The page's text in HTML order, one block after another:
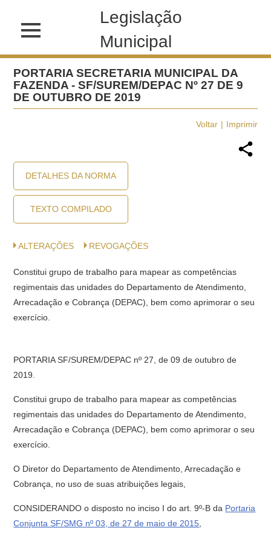
Legislação
Municipal
PORTARIA SECRETARIA MUNICIPAL DA
FAZENDA - SF/SUREM/DEPAC Nº 27 DE 9
DE OUTUBRO DE 2019
Voltar Imprimir
DETALHES DA NORMA
TEXTO COMPILADO
ALTERAÇÕES REVOGAÇÕES
Constitui grupo de trabalho para mapear as competências
regimentais das unidades do Departamento de Atendimento,
Arrecadação e Cobrança (DEPAC), bem como aprimorar o seu
exercício.
PORTARIA SF/SUREM/DEPAC nº 27, de 09 de outubro de
2019.
Constitui grupo de trabalho para mapear as competências
regimentais das unidades do Departamento de Atendimento,
Arrecadação e Cobrança (DEPAC), bem como aprimorar o seu
exercício.
O Diretor do Departamento de Atendimento, Arrecadação e
Cobrança, no uso de suas atribuições legais,
CONSIDERANDO o disposto no inciso I do art. 9º-B da Portaria
Conjunta SF/SMG nº 03, de 27 de maio de 2015